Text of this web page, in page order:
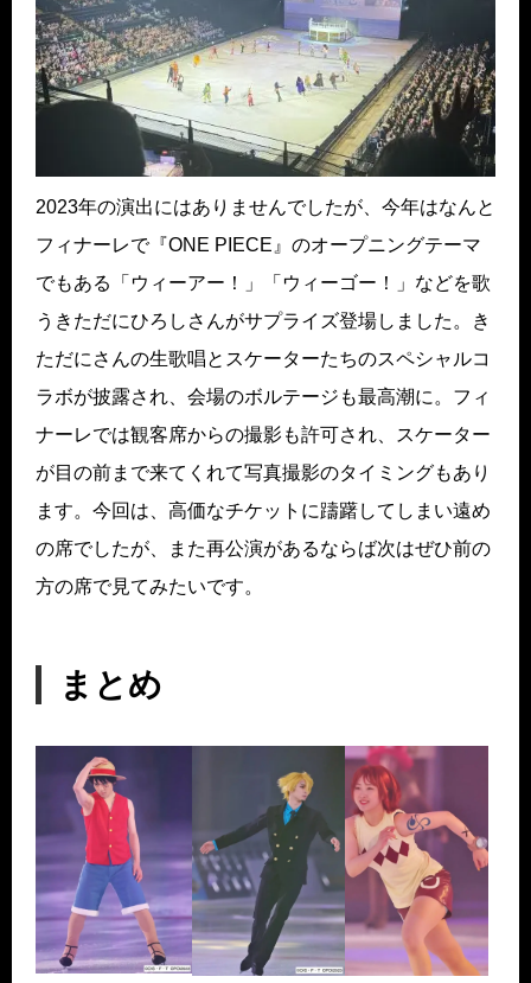
2023年の演出にはありませんでしたが、今年はなんと
フィナーレで『ONE PIECE』のオープニングテーマ
でもある「ウィーアー！」「ウィーゴー！」などを歌
うきただにひろしさんがサプライズ登場しました。き
ただにさんの生歌唱とスケーターたちのスペシャルコ
ラボが披露され、会場のボルテージも最高潮に。フィ
ナーレでは観客席からの撮影も許可され、スケーター
が目の前まで来てくれて写真撮影のタイミングもあり
ます。今回は、高価なチケットに躊躇してしまい遠め
の席でしたが、また再公演があるならば次はぜひ前の
方の席で見てみたいです。
まとめ